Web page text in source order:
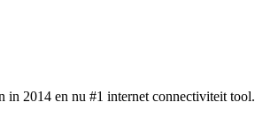
in 2014 en nu #1 internet connectiviteit tool.